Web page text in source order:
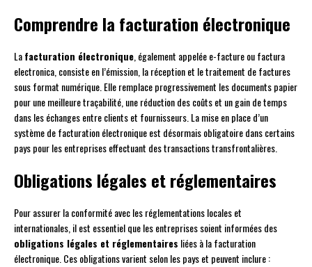
Comprendre la facturation électronique
Lafacturation électronique, également appelée e-facture ou factura
electronica, consiste en l’émission, la réception et le traitement de factures
sous format numérique. Elle remplace progressivement les documents papier
pour une meilleure traçabilité, une réduction des coûts et un gain de temps
dans les échanges entre clients et fournisseurs. La mise en place d’un
système de facturation électronique est désormais obligatoire dans certains
pays pour les entreprises effectuant des transactions transfrontalières.
Obligations légales et réglementaires
Pour assurer la conformité avec les réglementations locales et
internationales, il est essentiel que les entreprises soient informées des
obligations légales et réglementaires liées à la facturation
électronique. Ces obligations varient selon les pays et peuvent inclure :